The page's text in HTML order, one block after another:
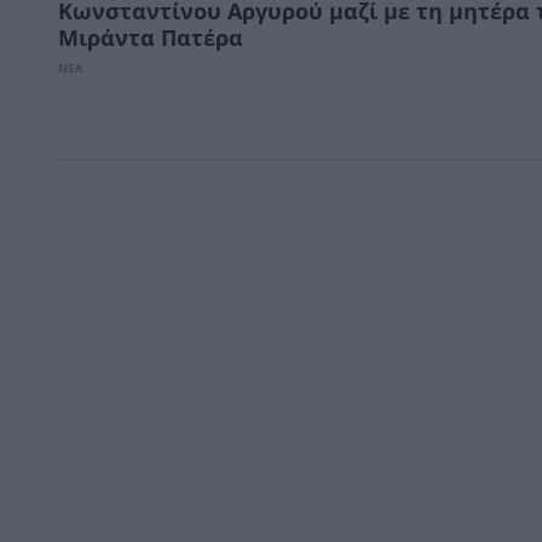
Κωνσταντίνου Αργυρού μαζί με τη μητέρα
Μιράντα Πατέρα
ΝΕΑ